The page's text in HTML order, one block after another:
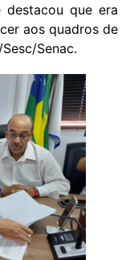
destacou que era
aos quadros de
Senac.